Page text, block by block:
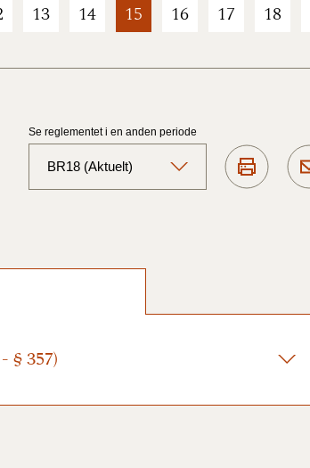
13 14 15 16 17 18
Se reglementet i en anden periode
BR18 (Aktuelt)
BR18 (1/7- 31/12
§ 357)